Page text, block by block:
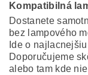
Kompatibilná
Dostanete
bez lampového
Ide o
Doporučujeme
alebo tam kde